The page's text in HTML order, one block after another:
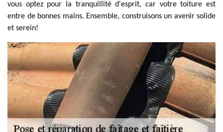
vous optez pour la tranquillité d'esprit, car votre toiture est
entre de bonnes mains. Ensemble, construisons un avenir solide
et serein!